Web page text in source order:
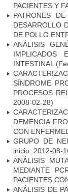
PACIENTES Y
PATRONES
DESARROLLO
DE POLLO
ANÁLISIS
IMPLICADOS
INTESTINAL
SÍNDROME
PROCESOS
2008-02-28)
DEMENCIA
CON
GRUPO DE
inicio: 2012-08-
ANÁLISIS
MEDIANTE
PACIENTES
ANÁLISIS DE